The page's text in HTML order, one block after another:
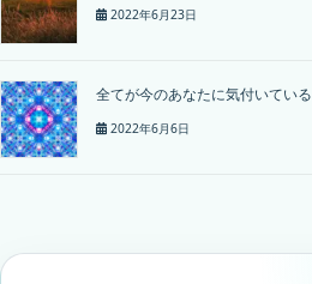
2022年6月23日
全てが今のあなたに気付いている
2022年6月6日